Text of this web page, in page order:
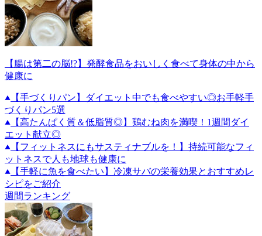
【腸は第二の脳!?】発酵食品をおいしく食べて身体の中から
健康に
【手づくりパン】ダイエット中でも食べやすい◎お手軽手
づくりパン5選
【高たんぱく質＆低脂質◎】鶏むね肉を満喫！1週間ダイ
エット献立◎
【フィットネスにもサスティナブルを！】持続可能なフィ
ットネスで人も地球も健康に
【手軽に魚を食べたい】冷凍サバの栄養効果とおすすめレ
シピをご紹介
週間ランキング